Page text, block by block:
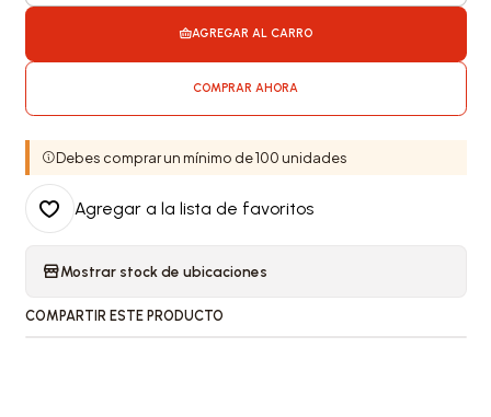
AGREGAR AL CARRO
COMPRAR AHORA
Debes comprar un mínimo de 100 unidades
Agregar a la lista de favoritos
Mostrar stock de ubicaciones
COMPARTIR ESTE PRODUCTO